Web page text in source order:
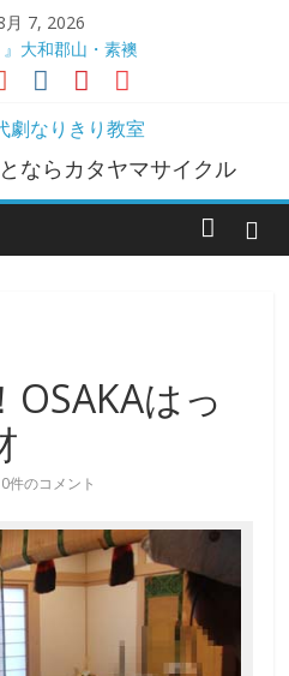
月 7, 2026
』大和郡山・素襖
『豊臣兄弟！』企画）
2026年ＧＷ
ならカタヤマサイクル
OSAKAはっ
0件のコメント